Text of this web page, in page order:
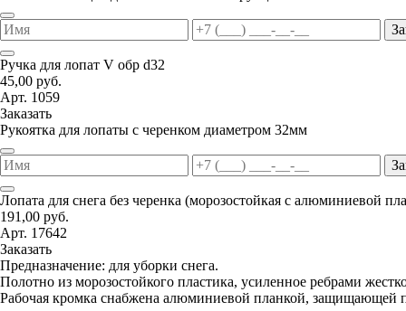
Ручка для лопат V обр d32
45,00 руб.
Арт. 1059
Заказать
Рукоятка для лопаты с черенком диаметром 32мм
Лопата для снега без черенка (морозостойкая с алюминиевой
191,00 руб.
Арт. 17642
Заказать
Предназначение: для уборки снега.
Полотно из морозостойкого пластика, усиленное ребрами
Рабочая кромка снабжена алюминиевой планкой, защищающей